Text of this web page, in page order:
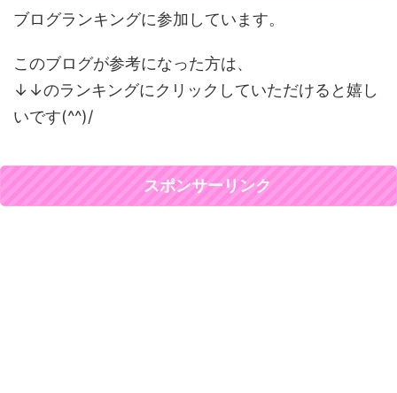
ブログランキングに参加しています。
このブログが参考になった方は、
↓↓のランキングにクリックしていただけると嬉し
いです(^^)/
スポンサーリンク